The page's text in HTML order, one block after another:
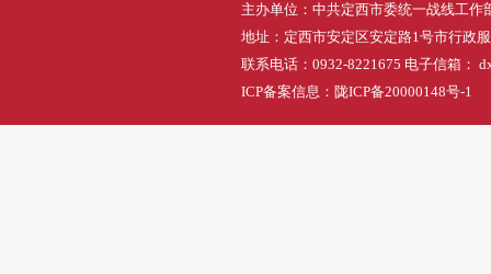
主办单位：中共定西市委统一战线工作
地址：定西市安定区安定路1号市行政
联系电话：0932-8221675 电子信箱：
ICP备案信息： 陇ICP备20000148号-1